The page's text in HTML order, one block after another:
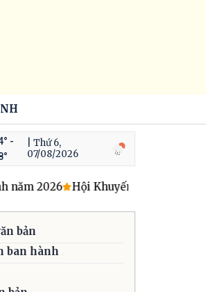
-
| Thứ 6,
07/08/2026
2026 Hội Khuyến học – Cựu giáo
bản
ban hành